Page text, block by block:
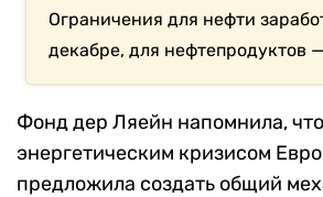
Ограничения для нефти
декабре, для нефтепродуктов
Фонд дер Ляейн напомнила,
энергетическим кризисом
предложила создать общий